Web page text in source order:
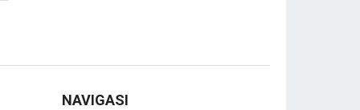
NAVIGASI